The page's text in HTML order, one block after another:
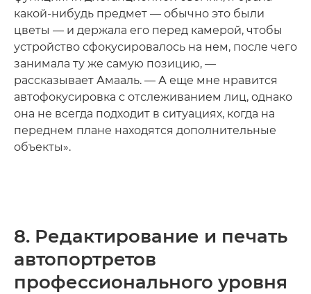
какой-нибудь предмет — обычно это были
цветы — и держала его перед камерой, чтобы
устройство сфокусировалось на нем, после чего
занимала ту же самую позицию, —
рассказывает Амааль. — А еще мне нравится
автофокусировка с отслеживанием лиц, однако
она не всегда подходит в ситуациях, когда на
переднем плане находятся дополнительные
объекты».
8. Редактирование и печать
автопортретов
профессионального уровня